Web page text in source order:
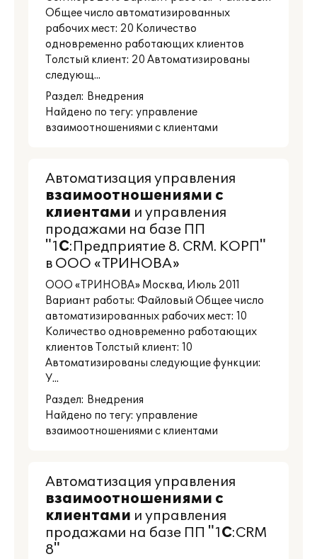
Общее число автоматизированных
рабочих мест: 20 Количество
одновременно работающих клиентов
Толстый клиент: 20 Автоматизированы
следующ...
Раздел: Внедрения
Найдено по тегу: управление
взаимоотношениями с клиентами
Автоматизация управления
взаимоотношениями с
клиентами и управления
продажами на базе ПП
"1С:Предприятие 8. CRM. КОРП"
в ООО «ТРИНОВА»
ООО «ТРИНОВА» Москва, Июль 2011
Вариант работы: Файловый Общее число
автоматизированных рабочих мест: 10
Количество одновременно работающих
клиентов Толстый клиент: 10
Автоматизированы следующие функции:
У...
Раздел: Внедрения
Найдено по тегу: управление
взаимоотношениями с клиентами
Автоматизация управления
взаимоотношениями с
клиентами и управления
продажами на базе ПП "1С:CRM
8"